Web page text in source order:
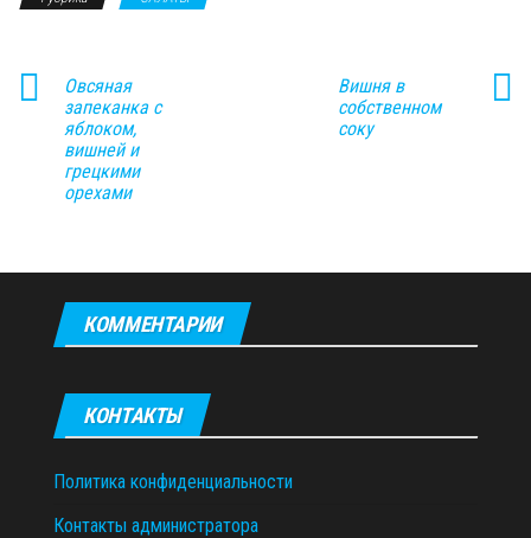
Овсяная
запеканка с
яблоком,
вишней и
грецкими
орехами
Вишня в
собственном
соку
КОММЕНТАРИИ
КОНТАКТЫ
Политика конфиденциальности
Контакты администратора